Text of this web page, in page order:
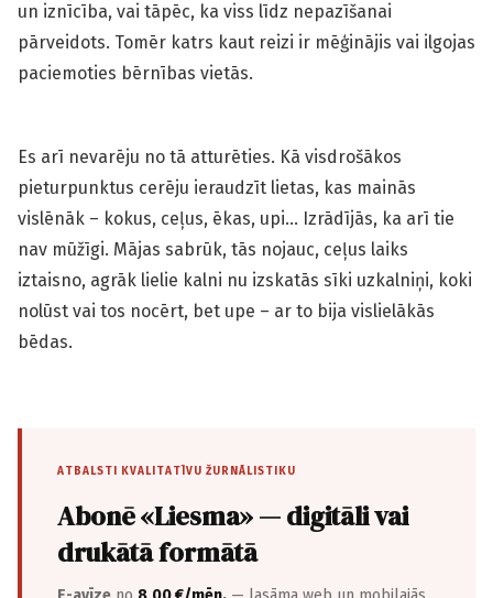
un iznīcība, vai tāpēc, ka viss līdz nepazīšanai
pārveidots. Tomēr katrs kaut reizi ir mēģinājis vai ilgojas
paciemoties bērnības vietās.
Es arī nevarēju no tā atturēties. Kā visdrošākos
pieturpunktus cerēju ieraudzīt lietas, kas mainās
vislēnāk – kokus, ceļus, ēkas, upi… Izrādījās, ka arī tie
nav mūžīgi. Mājas sabrūk, tās nojauc, ceļus laiks
iztaisno, agrāk lielie kalni nu izskatās sīki uzkalniņi, koki
nolūst vai tos nocērt, bet upe – ar to bija vislielākās
bēdas.
ATBALSTI KVALITATĪVU ŽURNĀLISTIKU
Abonē «Liesma» — digitāli vai
drukātā formātā